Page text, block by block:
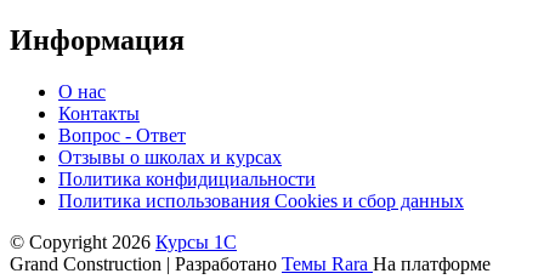
Информация
О нас
Контакты
Вопрос - Ответ
Отзывы о школах и курсах
Политика конфидициальности
Политика использования Cookies и сбор данных
© Copyright 2026 Курсы 1С
Grand Construction | Разработано Темы Rara На платформе